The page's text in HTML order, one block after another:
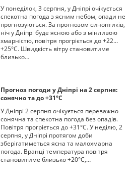
У понеділок, 3 серпня, у Дніпрі очікується
спекотна погода з ясним небом, опади не
прогнозуються. За прогнозом синоптиків,
ніч у Дніпрі буде ясною або з мінливою
хмарністю, повітря прогріється до +22…
+25°С. Швидкість вітру становитиме
близько…
Прогноз погоди у Дніпрі на 2 серпня:
сонячно та до +31°С
У Дніпрі 2 серпня очікується переважно
сонячна та спекотна погода без опадів.
Повітря прогріється до +31°С. У неділю, 2
серпня, у Дніпрі протягом доби
зберігатиметься ясна та малохмарна
погода. Вранці температура повітря
становитиме близько +20°С,…